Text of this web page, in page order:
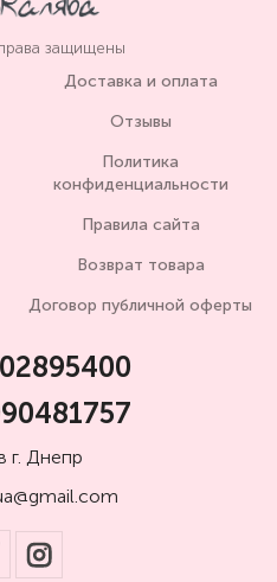
защищены
Доставка и оплата
Отзывы
Политика
конфиденциальности
Правила сайта
Возврат товара
Договор публичной оферты
г. Днепр